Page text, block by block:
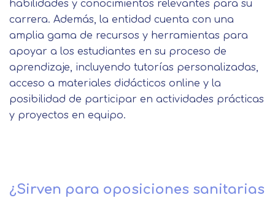
habilidades y conocimientos relevantes para su
carrera. Además, la entidad cuenta con una
amplia gama de recursos y herramientas para
apoyar a los estudiantes en su proceso de
aprendizaje, incluyendo tutorías personalizadas,
acceso a materiales didácticos online y la
posibilidad de participar en actividades prácticas
y proyectos en equipo.
¿Sirven para oposiciones sanitarias